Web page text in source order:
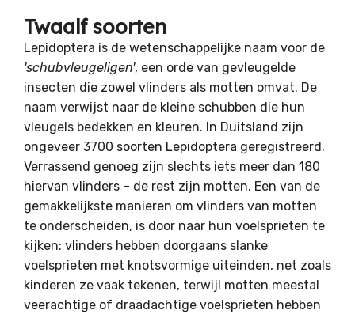
Twaalf soorten
Lepidoptera is de wetenschappelijke naam voor de
'schubvleugeligen', een orde van gevleugelde
insecten die zowel vlinders als motten omvat. De
naam verwijst naar de kleine schubben die hun
vleugels bedekken en kleuren. In Duitsland zijn
ongeveer 3700 soorten Lepidoptera geregistreerd.
Verrassend genoeg zijn slechts iets meer dan 180
hiervan vlinders – de rest zijn motten. Een van de
gemakkelijkste manieren om vlinders van motten
te onderscheiden, is door naar hun voelsprieten te
kijken: vlinders hebben doorgaans slanke
voelsprieten met knotsvormige uiteinden, net zoals
kinderen ze vaak tekenen, terwijl motten meestal
veerachtige of draadachtige voelsprieten hebben